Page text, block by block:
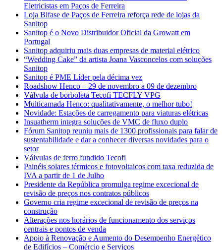
Eletricistas em Paços de Ferreira
Loja Bifase de Paços de Ferreira reforça rede de lojas da
Sanitop
Sanitop é o Novo Distribuidor Oficial da Growatt em
Portugal
Sanitop adquiriu mais duas empresas de material elétrico
“Wedding Cake” da artista Joana Vasconcelos com soluções
Sanitop
Sanitop é PME Líder pela décima vez
Roadshow Henco – 29 de novembro a 09 de dezembro
Válvula de borboleta Tecofi TECFLY VPG
Multicamada Henco: qualitativamente, o melhor tubo!
Novidade: Estações de carregamento para viaturas elétricas
Insuatherm integra soluções de VMC de fluxo duplo
Fórum Sanitop reuniu mais de 1300 profissionais para falar de
sustentabilidade e dar a conhecer diversas novidades para o
setor
Válvulas de ferro fundido Tecofi
Painéis solares térmicos e fotovoltaicos com taxa reduzida de
IVA a partir de 1 de Julho
Presidente da República promulga regime excecional de
revisão de preços nos contratos públicos
Governo cria regime excecional de revisão de preços na
construção
Alterações nos horários de funcionamento dos serviços
centrais e pontos de venda
Apoio à Renovação e Aumento do Desempenho Energético
de Edifícios – Comércio e Serviços